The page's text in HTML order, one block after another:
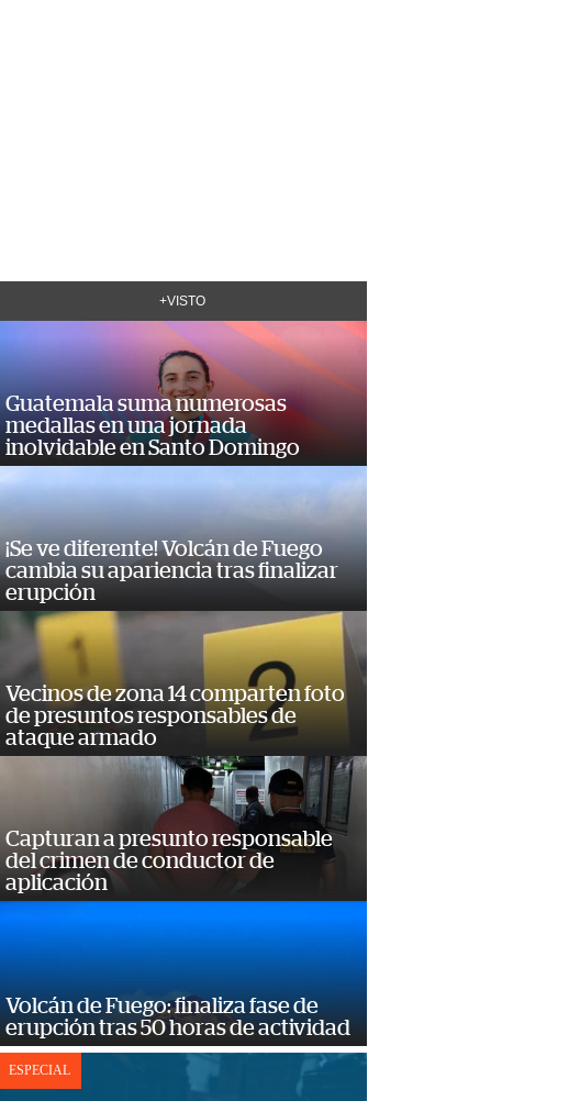
+VISTO
Guatemala suma numerosas
medallas en una jornada
inolvidable en Santo Domingo
¡Se ve diferente! Volcán de Fuego
cambia su apariencia tras finalizar
erupción
Vecinos de zona 14 comparten foto
de presuntos responsables de
ataque armado
Capturan a presunto responsable
del crimen de conductor de
aplicación
Volcán de Fuego: finaliza fase de
erupción tras 50 horas de actividad
ESPECIAL